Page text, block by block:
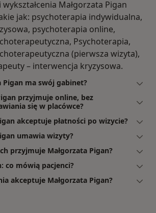
Małgorzata Pigan
jak: psychoterapia indywidualna,
psychoterapia online,
Psychoterapia,
(pierwsza wizyta),
– interwencja kryzysowa.
Pigan ma swój gabinet?
przyjmuje online, bez
się w placówce?
akceptuje płatności po wizycie?
umawia wizyty?
przyjmuje Małgorzata Pigan?
co mówią pacjenci?
akceptuje Małgorzata Pigan?